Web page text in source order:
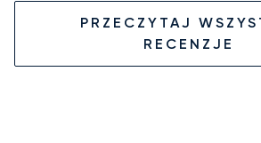
PRZECZYTAJ
RECENZJE